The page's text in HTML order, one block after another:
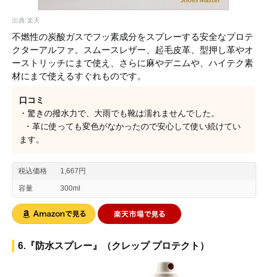
出典:楽天
不燃性の炭酸ガスでフッ素成分をスプレーする安全なプロテ
クターアルファ。スムースレザー、起毛皮革、型押し革やオ
ーストリッチにまで使え、さらに麻やデニムや、ハイテク素
材にまで使えるすぐれものです。
口コミ
・驚きの撥水力で、大雨でも靴は濡れませんでした。
・革に使っても変色がなかったので安心して使い続けてい
ます。
税込価格 1,667円
容量 300ml
6.『防水スプレー』（クレップ プロテクト）